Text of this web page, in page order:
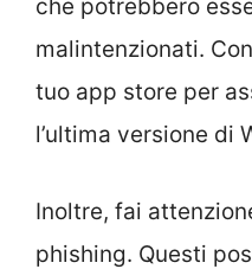
che potrebbero
malintenzionati.
tuo app store per
l’ultima versione di
Inoltre, fai
phishing. Questi